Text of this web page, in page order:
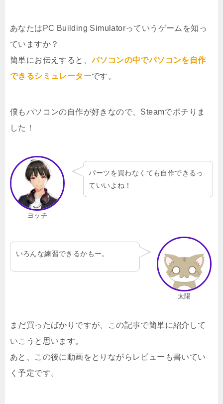
あなたはPC Building Simulatorっていうゲームを知っ
ていますか？
簡単にお伝えすると、パソコンの中でパソコンを自作
できるシミュレーターです。
僕もパソコンの自作が好きなので、Steamでポチりま
した！
ヨッチ
パーツを買わなくても自作できるっ
ていいよね！
太陽
いろんな練習できるかもー。
まだ買ったばかりですが、この記事で簡単に紹介して
いこうと思います。
あと、この後に動画をとりながらレビューも書いてい
く予定です。